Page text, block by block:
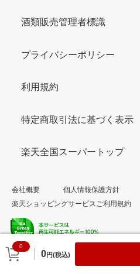
0
0円(税込)
酒類販売管理者標識
プライバシーポリシー
利用規約
特定商取引法に基づく表示
楽天全国スーパートップ
会社概要
個人情報保護方針
楽天ショッピングサービスご利用規約
© Rakuten Group, Inc.